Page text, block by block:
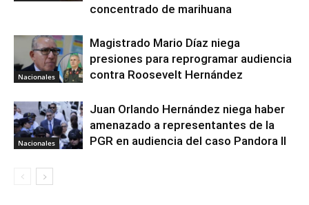
concentrado de marihuana
Nacionales
Magistrado Mario Díaz niega
presiones para reprogramar audiencia
contra Roosevelt Hernández
Nacionales
Juan Orlando Hernández niega haber
amenazado a representantes de la
PGR en audiencia del caso Pandora II